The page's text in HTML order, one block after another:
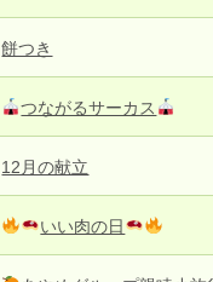
餅つき
つながるサーカス
12月の献立
いい肉の日